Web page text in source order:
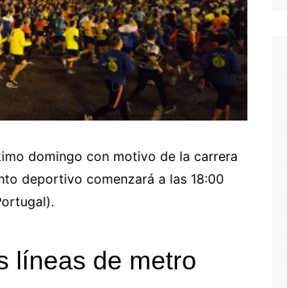
domingo con motivo de la carrera
deportivo comenzará a las 18:00
líneas de metro